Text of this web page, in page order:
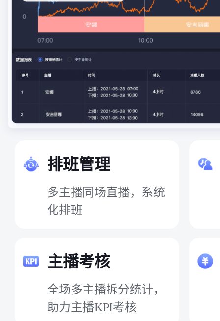
排班管理
多主播同场直播，系统
化排班
主播考核
全场多主播拆分统计，
助力主播KPI考核